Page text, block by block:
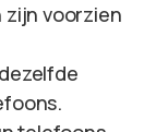
zijn voorzien